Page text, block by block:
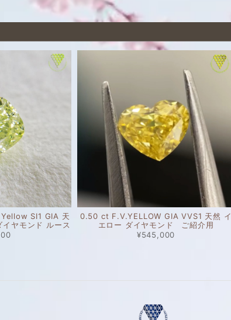
SI1 GIA 天
ヤモンド ルース
0.50 ct F.V.YELLOW GIA VVS1 天然 イ
エロー ダイヤモンド ご紹介用
¥545,000